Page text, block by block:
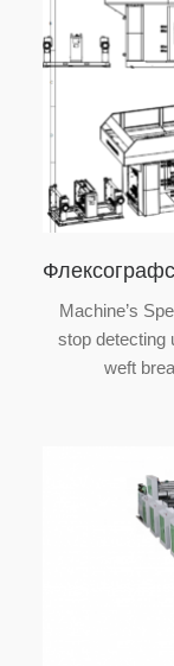
Machine’s
stop detecting
weft